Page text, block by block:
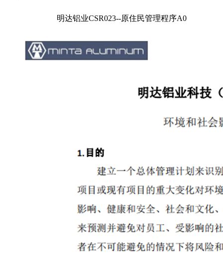
明达铝业CSR023--原住民管理程序A0